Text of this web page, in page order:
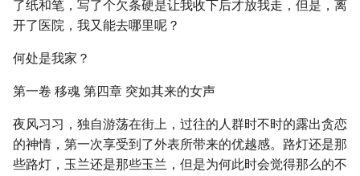
了纸和笔，写了个欠条硬是让我收下后才放我走，但是，离
开了医院，我又能去哪里呢？
何处是我家？
第一卷 移魂 第四章 突如其来的女声
夜风习习，独自游荡在街上，过往的人群时不时的露出贪恋
的神情，第一次享受到了外表所带来的优越感。路灯还是那
些路灯，玉兰还是那些玉兰，但是为何此时会觉得那么的不